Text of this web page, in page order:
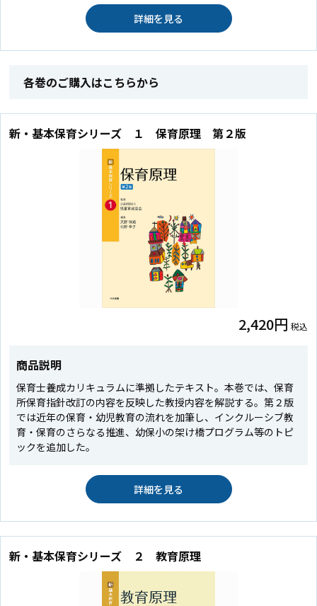
詳細を見る
各巻のご購入はこちらから
新・基本保育シリーズ １ 保育原理 第２版
2,420円 税込
商品説明
保育士養成カリキュラムに準拠したテキスト。本巻では、保育
所保育指針改訂の内容を反映した教授内容を解説する。第２版
では近年の保育・幼児教育の流れを加筆し、インクルーシブ教
育・保育のさらなる推進、幼保小の架け橋プログラム等のトピ
ックを追加した。
詳細を見る
新・基本保育シリーズ ２ 教育原理